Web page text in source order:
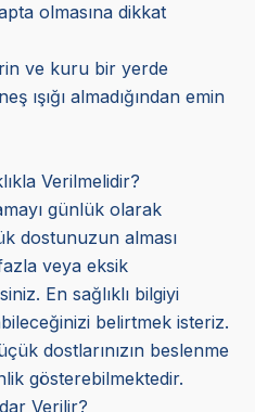
olmasına dikkat
ve kuru bir yerde
ışığı almadığından emin
Verilmelidir?
günlük olarak
dostunuzun alması
veya eksik
En sağlıklı bilgiyi
belirtmek isteriz.
dostlarınızın beslenme
gösterebilmektedir.
Verilir?